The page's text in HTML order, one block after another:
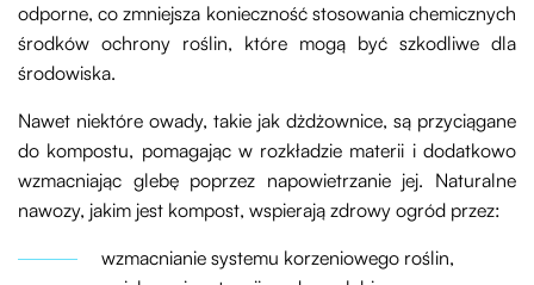
odporne, co zmniejsza konieczność stosowania chemicznych
środków ochrony roślin, które mogą być szkodliwe dla
środowiska.
Nawet niektóre owady, takie jak dżdżownice, są przyciągane
do kompostu, pomagając w rozkładzie materii i dodatkowo
wzmacniając glebę poprzez napowietrzanie jej. Naturalne
nawozy, jakim jest kompost, wspierają zdrowy ogród przez:
wzmacnianie systemu korzeniowego roślin,